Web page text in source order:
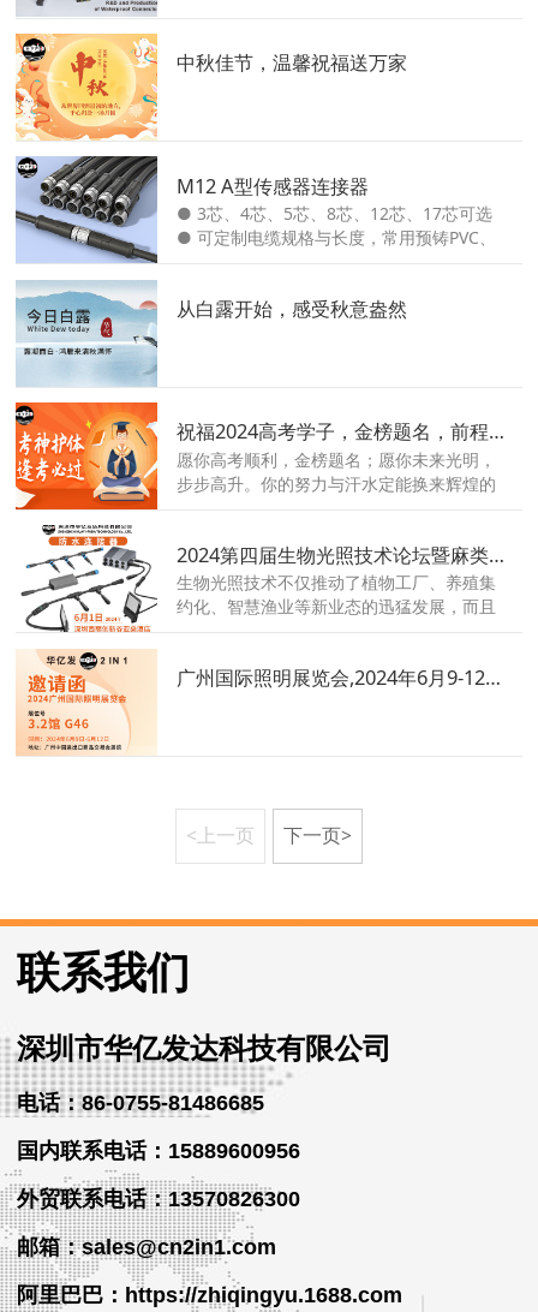
中秋佳节，温馨祝福送万家
M12 A型传感器连接器
● 3芯、4芯、5芯、8芯、12芯、17芯可选
● 可定制电缆规格与长度，常用预铸PVC、
油、抗水解、抗紫外线电缆材料可选 ● 额定
从白露开始，感受秋意盎然
祝福2024高考学子，金榜题名，前程似锦!
愿你高考顺利，金榜题名；愿你未来光明，
步步高升。你的努力与汗水定能换来辉煌的
2024第四届生物光照技术论坛暨麻类产业供应链大会-华亿发与你相约一起
生物光照技术不仅推动了植物工厂、养殖集
约化、智慧渔业等新业态的迅猛发展，而且
饱满的激情和执着的态度，为客户提供优质
广州国际照明展览会,2024年6月9-12日与你相约
<上一页 下一页>
联系我们
深圳市华亿发达科技有限公司
电话：86-0755-81486685
国内联系电话：15889600956
外贸联系电话：13570826300
邮箱：sales@cn2in1.com
阿里巴巴：https://zhiqingyu.1688.com